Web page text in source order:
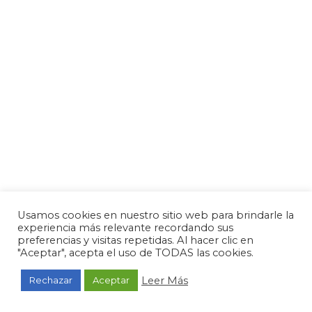
Usamos cookies en nuestro sitio web para brindarle la
experiencia más relevante recordando sus
preferencias y visitas repetidas. Al hacer clic en
"Aceptar", acepta el uso de TODAS las cookies.
Rechazar Aceptar Leer Más